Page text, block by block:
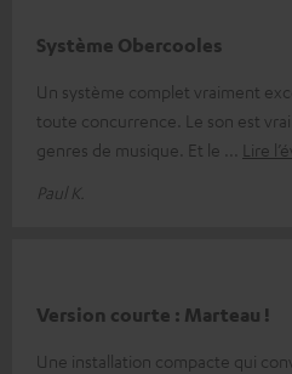
Système Obercooles
Un système complet vraiment
toute concurrence. Le son est
genres de musique. Et le
Lire
Paul K.
Version courte : Marteau !
Une installation compacte qui